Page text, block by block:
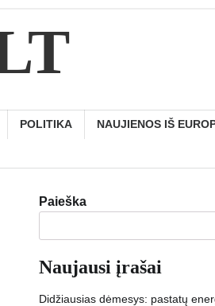
POLITIKA NAUJIENOS IŠ
Paieška
Naujausi įrašai
Didžiausias dėmesys: pastatų